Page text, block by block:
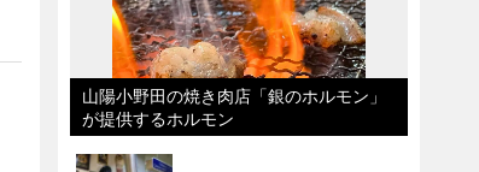
山陽小野田の焼き肉店「銀のホルモン」
が提供するホルモン